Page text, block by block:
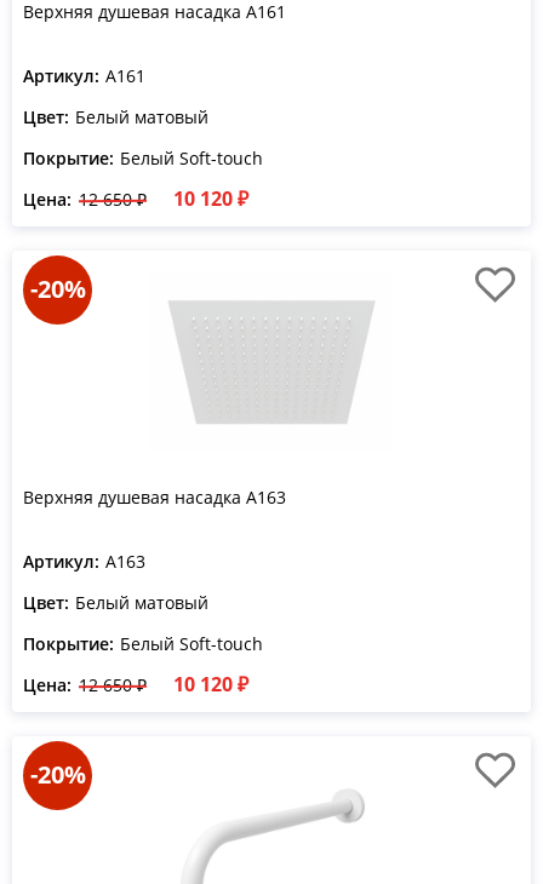
Верхняя душевая насадка A161
Артикул: A161
Цвет: Белый матовый
Покрытие: Белый Soft-touch
Цена: 12 650 ₽ 10 120 ₽
-20%
Верхняя душевая насадка A163
Артикул: A163
Цвет: Белый матовый
Покрытие: Белый Soft-touch
Цена: 12 650 ₽ 10 120 ₽
-20%